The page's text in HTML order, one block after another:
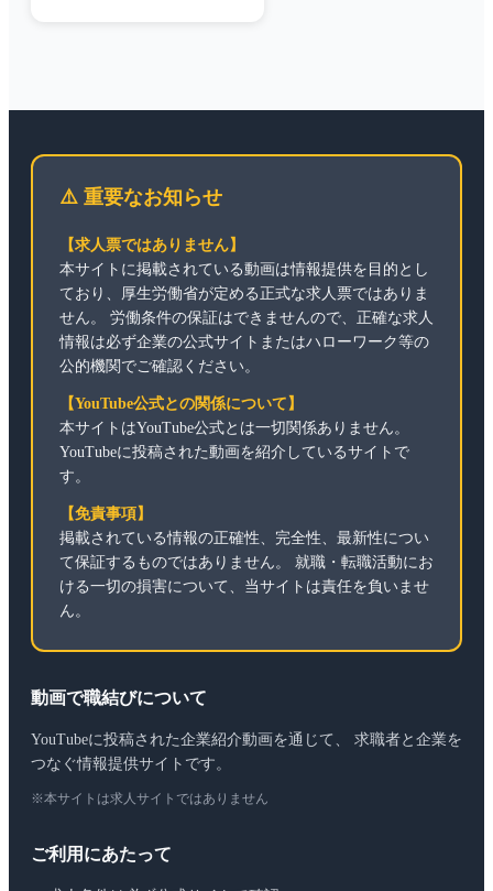
⚠️ 重要なお知らせ
【求人票ではありません】
本サイトに掲載されている動画は情報提供を目的とし
ており、厚生労働省が定める正式な求人票ではありま
せん。 労働条件の保証はできませんので、正確な求人
情報は必ず企業の公式サイトまたはハローワーク等の
公的機関でご確認ください。
【YouTube公式との関係について】
本サイトはYouTube公式とは一切関係ありません。
YouTubeに投稿された動画を紹介しているサイトで
す。
【免責事項】
掲載されている情報の正確性、完全性、最新性につい
て保証するものではありません。 就職・転職活動にお
ける一切の損害について、当サイトは責任を負いませ
ん。
動画で職結びについて
YouTubeに投稿された企業紹介動画を通じて、 求職者と企業を
つなぐ情報提供サイトです。
※本サイトは求人サイトではありません
ご利用にあたって